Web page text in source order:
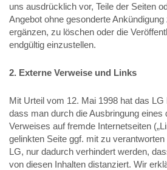
uns ausdrücklich vor, Teile der Seiten
Angebot ohne gesonderte
ergänzen, zu löschen oder die
endgültig einzustellen.
2. Externe Verweise und Links
Mit Urteil vom 12. Mai 1998 hat das
dass man durch die Ausbringung eines
Verweises auf fremde Internetseiten
gelinkten Seite ggf. mit zu
LG, nur dadurch verhindert werden,
von diesen Inhalten distanziert. Wir